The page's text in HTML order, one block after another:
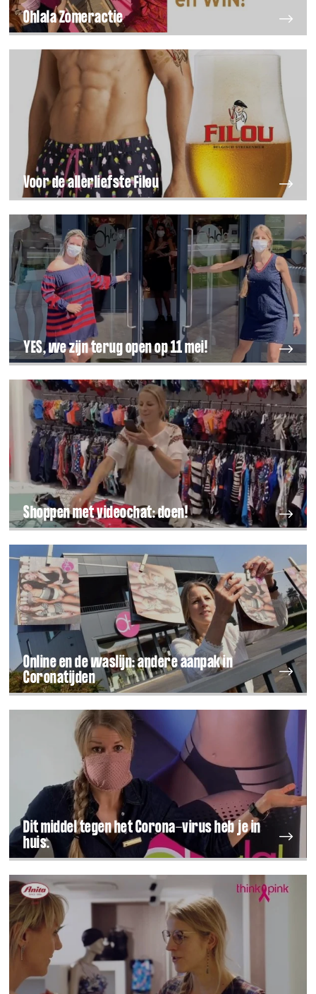
Ohlala Zomeractie
Voor de allerliefste Filou
YES, we zijn terug open op 11 mei!
Shoppen met videochat: doen!
Online en de waslijn: andere aanpak in
Coronatijden
Dit middel tegen het Corona-virus heb je in
huis.